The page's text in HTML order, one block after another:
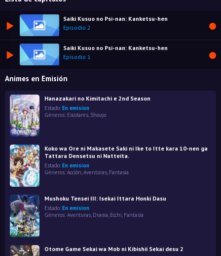
Saiki Kusuo no Psi-nan: Kanketsu-hen
Episodio 2
Saiki Kusuo no Psi-nan: Kanketsu-hen
Episodio 1
Animes en Emisión
Hanazakari no Kimitachi e 2nd Season
Estado: En emision
Géneros: Escolares Shoujo
Koko wa Ore ni Makasete Saki ni Ike to Itte kara 10-nen ga
Tattara Densetsu ni Natteita.
Estado: En emision
Géneros: Acción,Aventuras, Fantasía
Mushoku Tensei III: Isekai Ittara Honki Dasu
Estado: En emision
Géneros: Aventuras, Drama, Ecchi, Fantasía
Otome Game Sekai wa Mob ni Kibishii Sekai desu 2